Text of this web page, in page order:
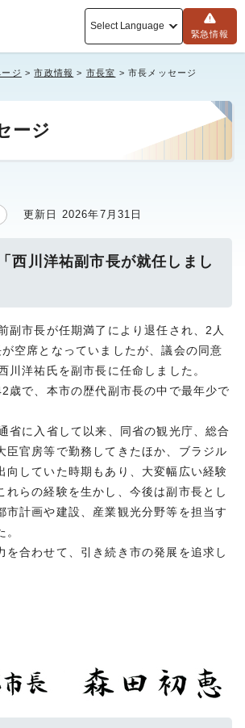
Select Language
緊急情報
ージ >市政情報 > 市長室 > 市長メッセージ
ージ
更新日 2026年7月31日
西川洋祐副市長が就任しまし
副市長が任期満了により退任され、2人
空席となっていましたが、議会の同意
川洋祐氏を副市長に任命しました。
歳で、本市の歴代副市長の中で最年少で
省に入省して以来、同省の観光庁、総合
臣官房等で勤務してきたほか、ブラジル
向していた時期もあり、大変幅広い経験
れらの経験を生かし、今後は副市長とし
市計画や建設、産業観光分野等を担当す
を合わせて、引き続き市の発展を追求し